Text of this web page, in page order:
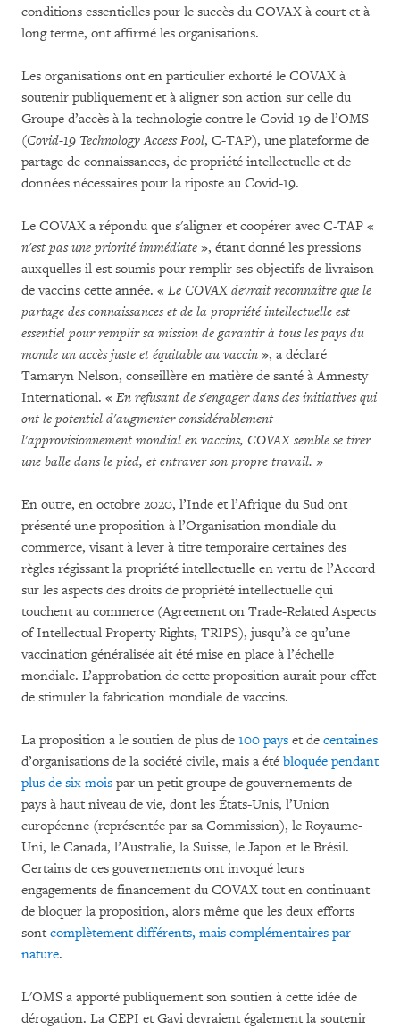
conditions essentielles pour le succès du COVAX à court et à
long terme, ont affirmé les organisations.
Les organisations ont en particulier exhorté le COVAX à
soutenir publiquement et à aligner son action sur celle du
Groupe d’accès à la technologie contre le Covid-19 de l’OMS
(Covid-19 Technology Access Pool, C-TAP), une plateforme de
partage de connaissances, de propriété intellectuelle et de
données nécessaires pour la riposte au Covid-19.
Le COVAX a répondu que s'aligner et coopérer avec C-TAP «
n'est pas une priorité immédiate », étant donné les pressions
auxquelles il est soumis pour remplir ses objectifs de livraison
de vaccins cette année. « Le COVAX devrait reconnaître que le
partage des connaissances et de la propriété intellectuelle est
essentiel pour remplir sa mission de garantir à tous les pays du
monde un accès juste et équitable au vaccin », a déclaré
Tamaryn Nelson, conseillère en matière de santé à Amnesty
International. « En refusant de s'engager dans des initiatives qui
ont le potentiel d'augmenter considérablement
l'approvisionnement mondial en vaccins, COVAX semble se tirer
une balle dans le pied, et entraver son propre travail. »
En outre, en octobre 2020, l’Inde et l’Afrique du Sud ont
présenté une proposition à l’Organisation mondiale du
commerce, visant à lever à titre temporaire certaines des
règles régissant la propriété intellectuelle en vertu de l’Accord
sur les aspects des droits de propriété intellectuelle qui
touchent au commerce (Agreement on Trade-Related Aspects
of Intellectual Property Rights, TRIPS), jusqu’à ce qu’une
vaccination généralisée ait été mise en place à l’échelle
mondiale. L’approbation de cette proposition aurait pour effet
de stimuler la fabrication mondiale de vaccins.
La proposition a le soutien de plus de 100 pays et de centaines
d’organisations de la société civile, mais a été bloquée pendant
plus de six mois par un petit groupe de gouvernements de
pays à haut niveau de vie, dont les États-Unis, l’Union
européenne (représentée par sa Commission), le Royaume-
Uni, le Canada, l’Australie, la Suisse, le Japon et le Brésil.
Certains de ces gouvernements ont invoqué leurs
engagements de financement du COVAX tout en continuant
de bloquer la proposition, alors même que les deux efforts
sont complètement différents, mais complémentaires par
nature.
L'OMS a apporté publiquement son soutien à cette idée de
dérogation. La CEPI et Gavi devraient également la soutenir